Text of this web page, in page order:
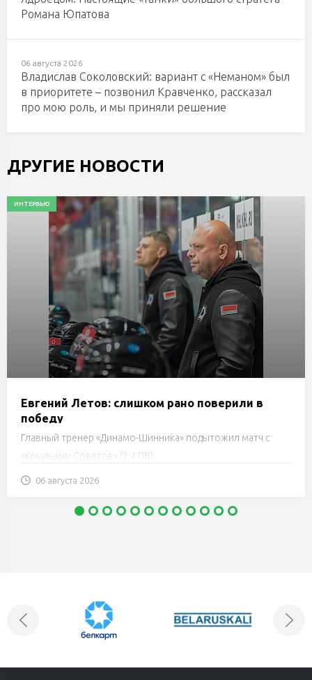
Романа Юпатова
06 августа 2026
Владислав Соколовский: вариант с «Неманом» был
в приоритете – позвонил Кравченко, рассказал
про мою роль, и мы приняли решение
ДРУГИЕ НОВОСТИ
ИНТЕРВЬЮ
Евгений Летов: слишком рано поверили в
победу
Главный тренер «Динамо-Шинника» подытожил матч с
«Крыльями Советов» (3:4 ПБ).
06 августа 2026